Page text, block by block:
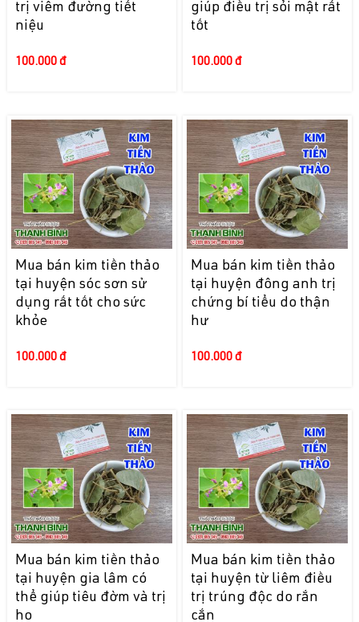
trị viêm đường tiết
niệu
100.000 đ
giúp điều trị sỏi mật rất
tốt
100.000 đ
Mua bán kim tiền thảo
tại huyện sóc sơn sử
dụng rất tốt cho sức
khỏe
100.000 đ
Mua bán kim tiền thảo
tại huyện đông anh trị
chứng bí tiểu do thận
hư
100.000 đ
Mua bán kim tiền thảo
tại huyện gia lâm có
thể giúp tiêu đờm và trị
ho
Mua bán kim tiền thảo
tại huyện từ liêm điều
trị trúng độc do rắn
cắn